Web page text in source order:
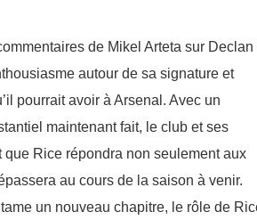
de Mikel Arteta sur Declan
autour de sa signature et
pourrait avoir à Arsenal. Avec un
maintenant fait, le club et ses
que Rice répondra non seulement aux
au cours de la saison à venir.
un nouveau chapitre, le rôle de